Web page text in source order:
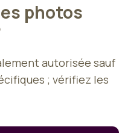
photos
autorisée sauf
; vérifiez les